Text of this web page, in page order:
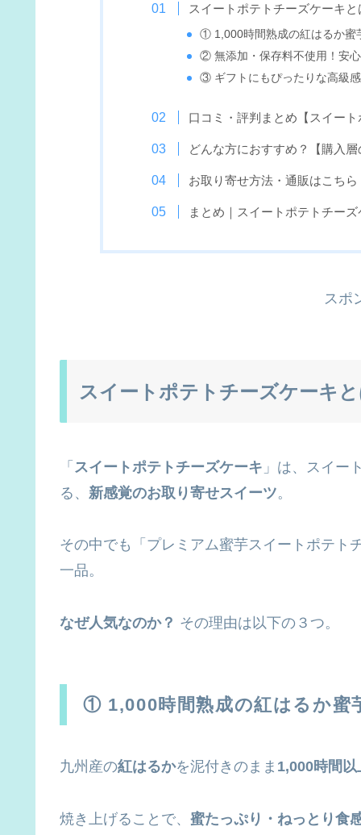
スイートポテトチーズケーキ
① 1,000時間熟成の紅はるか蜜
② 無添加・保存料不使用！安
③ ギフトにもぴったりな高級
口コミ・評判まとめ【スイー
どんな方におすすめ？【購入
お取り寄せ方法・通販はこち
まとめ｜スイートポテトチー
スポ
スイートポテトチーズケーキ
「 スイートポテトチーズケーキ 」は、スイー
る、 新感覚のお取り寄せスイーツ。
その中でも「プレミアム蜜芋スイートポテト
一品。
なぜ人気なのか？ その理由は以下の３つ。
① 1,000時間熟成の紅はるか蜜
九州産の紅はるかを泥付きのまま 1,000時間以
焼き上げることで、 蜜たっぷり・ねっとり食